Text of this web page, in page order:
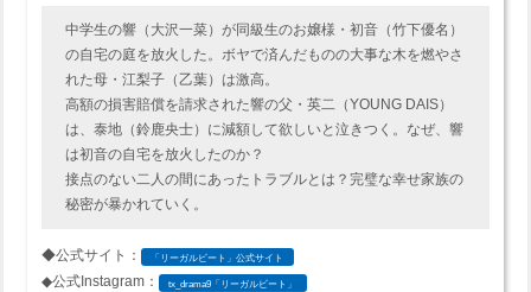
中学生の響（大沢一菜）が同級生のお嬢様・初音（竹下優名）
の自宅の庭を放火した。ボヤで済んだものの大事な木を燃やさ
れた母・江梨子（乙葉）は激高。
高額の損害賠償を請求された響の父・英二（YOUNG DAIS）
は、泰地（鈴鹿央士）に減額して欲しいと泣きつく。なぜ、響
は初音の自宅を放火したのか？
接点のない二人の間にあったトラブルとは？完璧な幸せ家族の
秘密が暴かれていく。
◆公式サイト： 「リーガルビート」公式サイト
◆公式Instagram： tx_drama9「リーガルビート」